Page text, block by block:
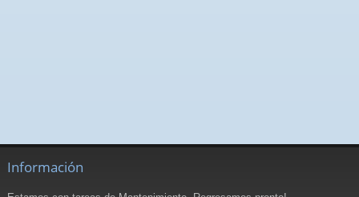
Información